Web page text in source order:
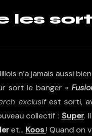
les
n’a jamais aussi
sort le banger «
exclusifest sorti,
collectif : Super.
et… Koos! Quand on